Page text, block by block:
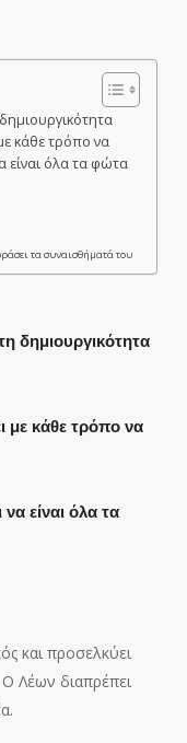
κάθε τρόπο να
είναι όλα τα φώτα
τα συναισθήματά του
δημιουργικότητα
με κάθε τρόπο να
είναι όλα τα
και προσελκύει
Λέων διαπρέπει